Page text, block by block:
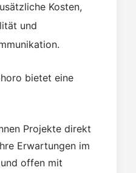
Kosten,
und
bietet eine
Projekte direkt
Erwartungen im
offen mit